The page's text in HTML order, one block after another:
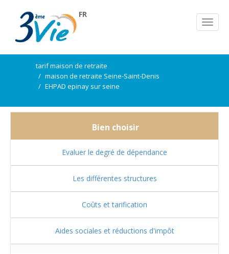
FR
tarif maison de retraite
maison de retraite Seine-Saint-Denis
EHPAD epinay sur seine
Bien choisir
Evaluer le degré de dépendance
Les différentes structures
Coûts et tarification
Aides sociales et réductions d'impôt